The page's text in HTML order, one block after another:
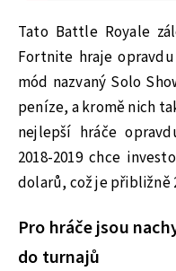
Tato Battle Royale
Fortnite hraje
mód nazvaný Solo
peníze, a kromě nich
nejlepší hráče
2018-2019 chce
dolarů, což je přibližně
Pro hráče jsou
do turnajů